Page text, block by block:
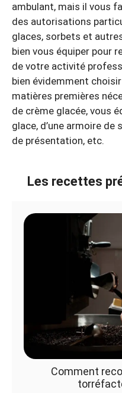
ambulant, mais il vous
des autorisations
glaces, sorbets et
bien vous équiper pour
de votre activité
bien évidemment
matières premières
de crème glacée, vous
glace, d’une armoire de
de présentation, etc.
Les recettes
Comment